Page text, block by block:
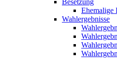
Besetzung
Ehemalige
Wahlergebnisse